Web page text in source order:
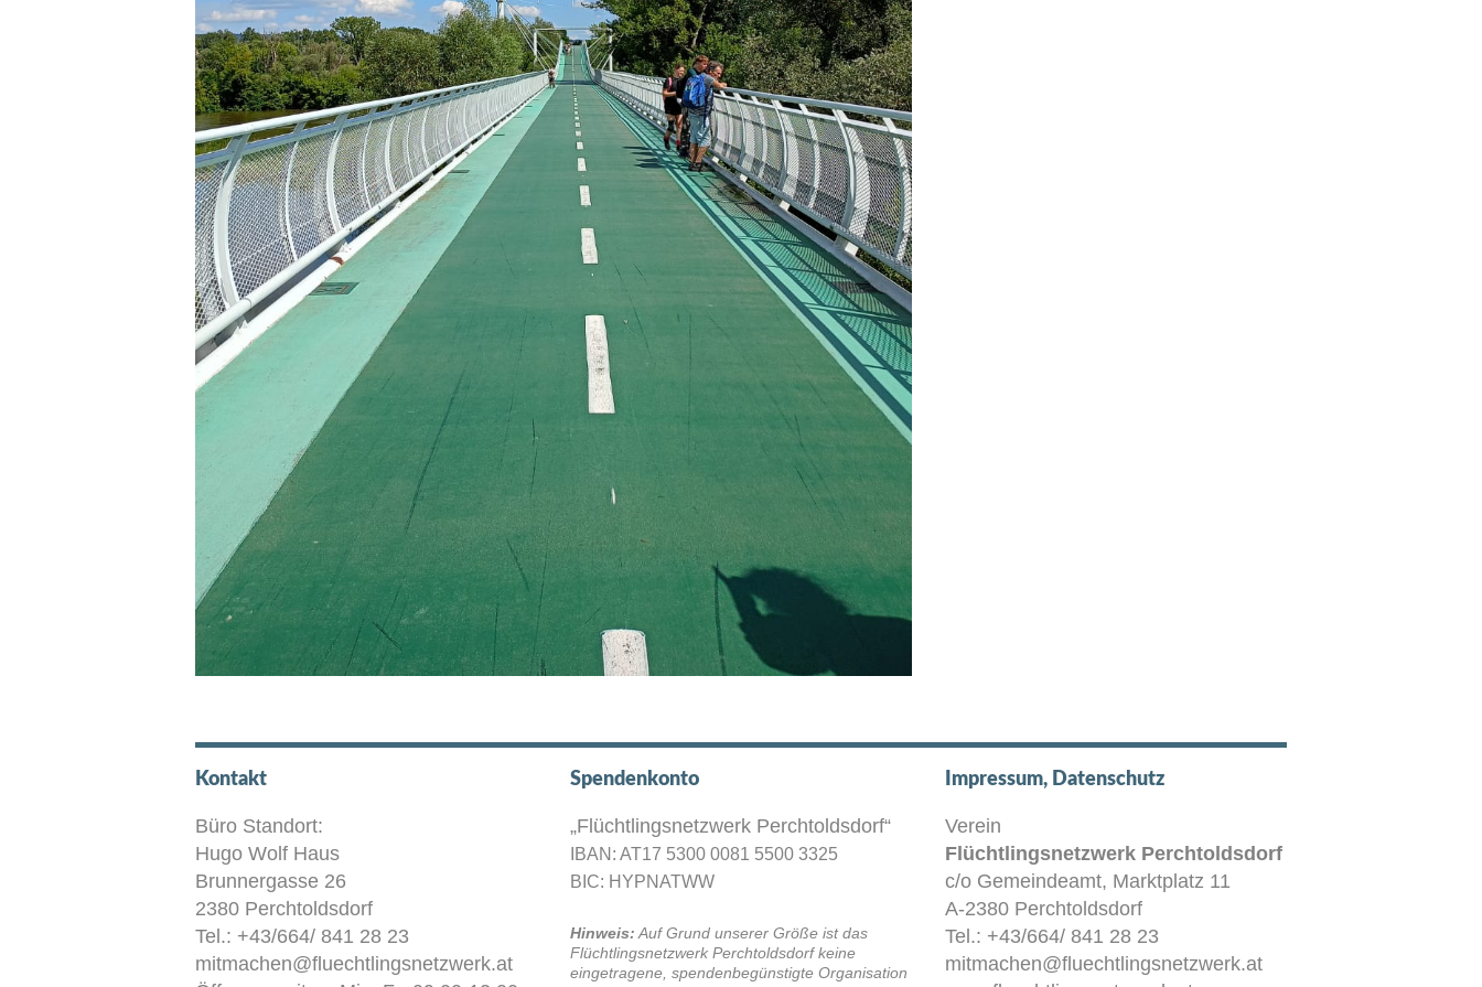
Kontakt
Büro Standort:
Hugo Wolf Haus
Brunnergasse 26
2380 Perchtoldsdorf
Tel.: +43/664/ 841 28 23
mitmachen@fluechtlingsnetzwerk.at
Spendenkonto
„Flüchtlingsnetzwerk Perchtoldsdorf“
IBAN: AT17 5300 0081 5500 3325
BIC: HYPNATWW
Hinweis: Auf Grund unserer Größe ist das
Flüchtlingsnetzwerk Perchtoldsdorf keine
eingetragene, spendenbegünstigte Organisation
Impressum, Datenschutz
Verein
Flüchtlingsnetzwerk Perchtoldsdorf
c/o Gemeindeamt, Marktplatz 11
A-2380 Perchtoldsdorf
Tel.: +43/664/ 841 28 23
mitmachen@fluechtlingsnetzwerk.at